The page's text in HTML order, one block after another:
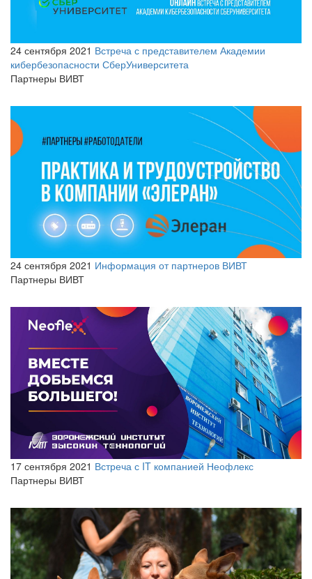
24 сентября 2021 Встреча с представителем Академии
кибербезопасности СберУниверситета
Партнеры ВИВТ
24 сентября 2021 Информация от партнеров ВИВТ
Партнеры ВИВТ
17 сентября 2021 Встреча с IT компанией Неофлекс
Партнеры ВИВТ